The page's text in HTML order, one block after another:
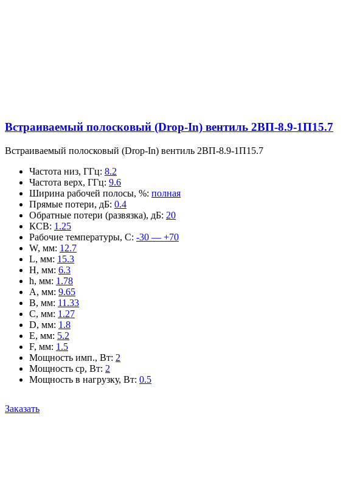
Встраиваемый полосковый (Drop-In) вентиль 2ВП-8.9-1П15.7
Встраиваемый полосковый (Drop-In) вентиль 2ВП-8.9-1П15.7
Частота низ, ГГц: 8.2
Частота верх, ГГц: 9.6
Ширина рабочей полосы, %: полная
Прямые потери, дБ: 0.4
Обратные потери (развязка), дБ: 20
КСВ: 1.25
Рабочие температуры, С: -30 — +70
W, мм: 12.7
L, мм: 15.3
H, мм: 6.3
h, мм: 1.78
A, мм: 9.65
B, мм: 11.33
C, мм: 1.27
D, мм: 1.8
E, мм: 5.2
F, мм: 1.5
Мощность имп., Вт: 2
Мощность ср, Вт: 2
Мощность в нагрузку, Вт: 0.5
Заказать